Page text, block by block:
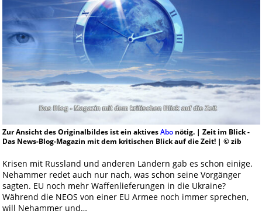
Zur Ansicht des Originalbildes ist ein aktivesAbonötig. | Zeit im Blick -
Das News-Blog-Magazin mit dem kritischen Blick auf die Zeit! | © zib
Krisen mit Russland und anderen Ländern gab es schon einige.
Nehammer redet auch nur nach, was schon seine Vorgänger
sagten. EU noch mehr Waffenlieferungen in die Ukraine?
Während die NEOS von einer EU Armee noch immer sprechen,
will Nehammer und…